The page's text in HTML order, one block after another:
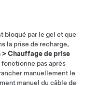
bloqué par le gel et que
la prise de recharge,
> Chauffage de prise
pas après
manuellement le
manuel du câble de